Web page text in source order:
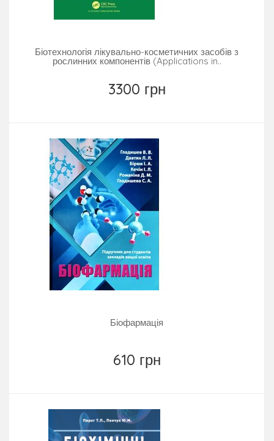
Біотехнологія лікувально-косметичних засобів з
рослинних компонентів (Applications in..
3300 грн
Біофармація
610 грн